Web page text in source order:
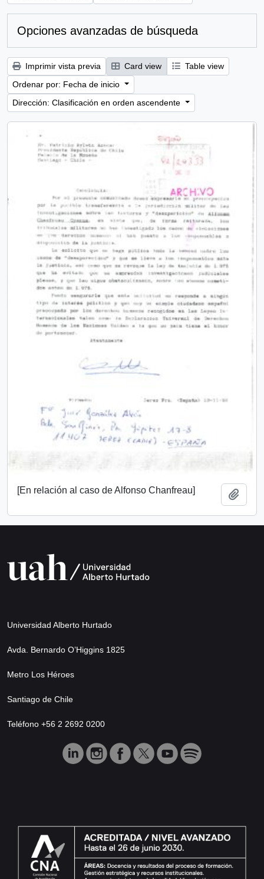
Opciones avanzadas de búsqueda
Imprimir vista previa Card view
Table view
Ordenar por: Fecha de inicio
Dirección: Clasificación en orden ascendente
[En relación al caso de Alfonso Chanfreau]
Universidad Alberto Hurtado
Avda. Bernardo O’Higgins 1825
Metro Los Héroes
Santiago de Chile
Teléfono +56 2 2692 0200